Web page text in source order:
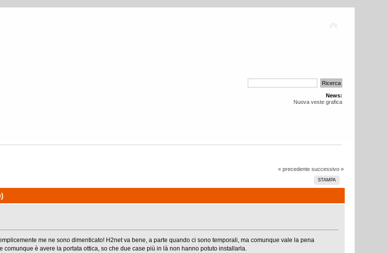
News:
Nuova veste grafica
« precedente successivo »
STAMPA
me ne sono dimenticato! H2net va bene, a parte quando ci sono temporali, ma comunque vale la pena
comunque è avere la portata ottica, so che due case più in là non hanno potuto installarla.